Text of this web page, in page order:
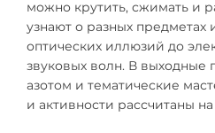
можно крутить, сжимать и
узнают о разных предметах
оптических иллюзий до
звуковых волн. В выходные
азотом и тематические
и активности рассчитаны на